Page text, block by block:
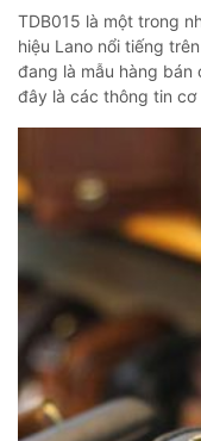
TDB015 là một trong
hiệu Lano nổi tiếng
đang là mẫu hàng
đây là các thông tin cơ